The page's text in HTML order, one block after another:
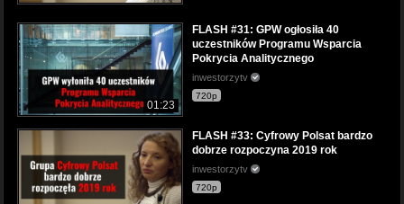
01:23
FLASH #31: GPW ogłosiła 40
uczestników Programu Wsparcia
Pokrycia Analitycznego
inwestorzytv
720p
FLASH #33: Cyfrowy Polsat bardzo
dobrze rozpoczyna 2019 rok
inwestorzytv
720p